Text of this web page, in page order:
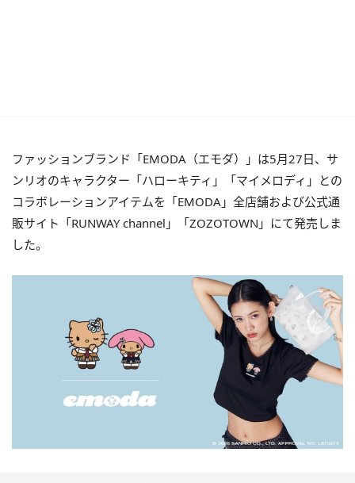
ファッションブランド「EMODA（エモダ）」は5月27日、サ
ンリオのキャラクター「ハローキティ」「マイメロディ」との
コラボレーションアイテムを「EMODA」全店舗および公式通
販サイト「RUNWAY channel」「ZOZOTOWN」にて発売しま
した。